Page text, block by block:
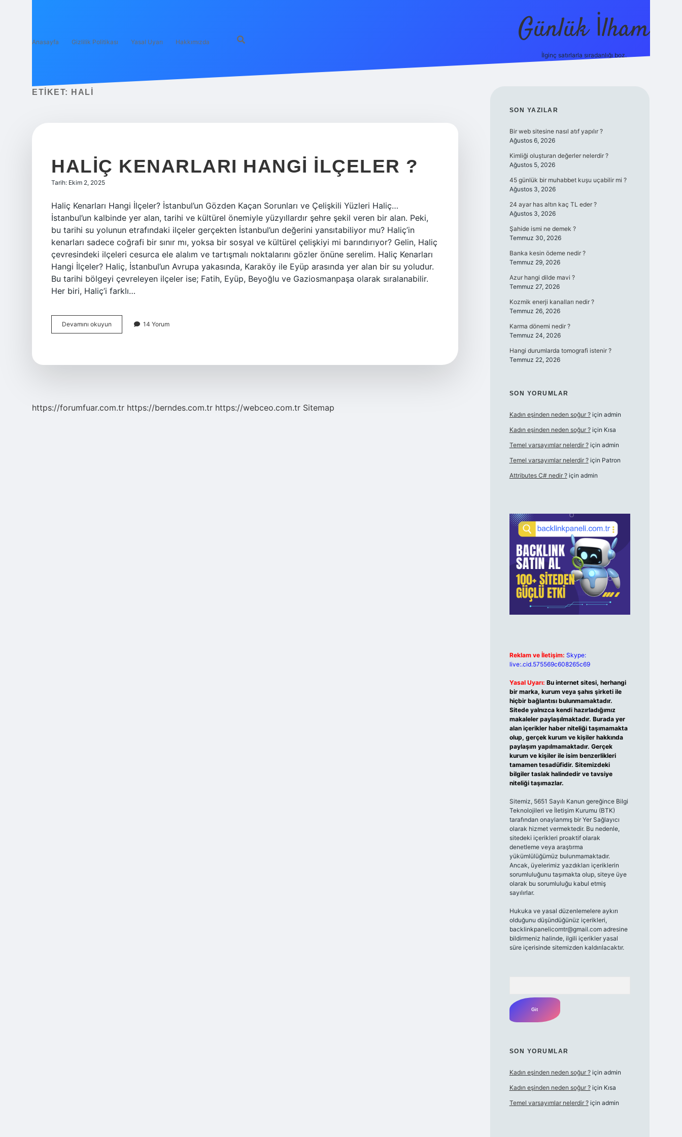
Anasayfa Gizlilik Politikası Yasal Uyarı Hakkımızda Günlük İlham
İlginç satırlarla sıradanlığı boz.
ETIKET: HALI
HALIÇ KENARLARI HANGI ILÇELER ?
Tarih: Ekim 2, 2025
Haliç Kenarları Hangi İlçeler? İstanbul’un Gözden Kaçan Sorunları ve Çelişkili Yüzleri Haliç…
İstanbul’un kalbinde yer alan, tarihi ve kültürel önemiyle yüzyıllardır şehre şekil veren bir alan. Peki,
bu tarihi su yolunun etrafındaki ilçeler gerçekten İstanbul’un değerini yansıtabiliyor mu? Haliç’in
kenarları sadece coğrafi bir sınır mı, yoksa bir sosyal ve kültürel çelişkiyi mi barındırıyor? Gelin, Haliç
çevresindeki ilçeleri cesurca ele alalım ve tartışmalı noktalarını gözler önüne serelim. Haliç Kenarları
Hangi İlçeler? Haliç, İstanbul’un Avrupa yakasında, Karaköy ile Eyüp arasında yer alan bir su yoludur.
Bu tarihi bölgeyi çevreleyen ilçeler ise; Fatih, Eyüp, Beyoğlu ve Gaziosmanpaşa olarak sıralanabilir.
Her biri, Haliç’i farklı…
Devamını okuyun
kenarları
14 Yorum
https://forumfuar.com.tr https://berndes.com.tr https://webceo.com.tr Sitemap
SIDEBAR
SON YAZILAR
Bir web sitesine nasıl atıf yapılır ?
Ağustos 6, 2026
Kimliği oluşturan değerler nelerdir ?
Ağustos 5, 2026
45 günlük bir muhabbet kuşu uçabilir mi ?
Ağustos 3, 2026
24 ayar has altın kaç TL eder ?
Ağustos 3, 2026
Şahide ismi ne demek ?
Temmuz 30, 2026
Banka kesin ödeme nedir ?
Temmuz 29, 2026
Azur hangi dilde mavi ?
Temmuz 27, 2026
Kozmik enerji kanalları nedir ?
Temmuz 26, 2026
Karma dönemi nedir ?
Temmuz 24, 2026
Hangi durumlarda tomografi istenir ?
Temmuz 22, 2026
SON YORUMLAR
Kadın eşinden neden soğur ?için admin
Kadın eşinden neden soğur ?için Kısa
Temel varsayımlar nelerdir ?için admin
Temel varsayımlar nelerdir ?için Patron
Attributes C# nedir ?için admin
Reklam ve İletişim: Skype:
live:.cid.575569c608265c69
Yasal Uyarı: Bu internet sitesi, herhangi
bir marka, kurum veya şahıs şirketi ile
hiçbir bağlantısı bulunmamaktadır.
Sitede yalnızca kendi hazırladığımız
makaleler paylaşılmaktadır. Burada yer
alan içerikler haber niteliği taşımamakta
olup, gerçek kurum ve kişiler hakkında
paylaşım yapılmamaktadır. Gerçek
kurum ve kişiler ile isim benzerlikleri
tamamen tesadüfidir. Sitemizdeki
bilgiler taslak halindedir ve tavsiye
niteliği taşımazlar.
Sitemiz, 5651 Sayılı Kanun gereğince Bilgi
Teknolojileri ve İletişim Kurumu (BTK)
tarafından onaylanmış bir Yer Sağlayıcı
olarak hizmet vermektedir. Bu nedenle,
sitedeki içerikleri proaktif olarak
denetleme veya araştırma
yükümlülüğümüz bulunmamaktadır.
Ancak, üyelerimiz yazdıkları içeriklerin
sorumluluğunu taşımakta olup, siteye üye
olarak bu sorumluluğu kabul etmiş
sayılırlar.
Hukuka ve yasal düzenlemelere aykırı
olduğunu düşündüğünüz içerikleri,
backlinkpanelicomtr@gmail.comadresine
bildirmeniz halinde, ilgili içerikler yasal
süre içerisinde sitemizden kaldırılacaktır.
SON YORUMLAR
Kadın eşinden neden soğur ?için admin
Kadın eşinden neden soğur ?için Kısa
Temel varsayımlar nelerdir ?için admin